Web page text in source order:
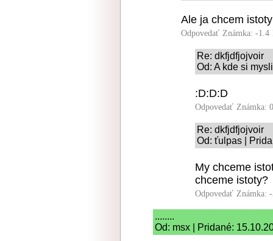
Ale ja chcem
Odpovedať Známka: -1.4
Re: dkfjdfjojvoir
Od: A kde si
:D:D:D
Odpovedať Známka:
Re: dkfjdfjojvoir
Od: ťulpas |
My chceme
chceme istoty?
Odpovedať Známka:
........
Od: msx | Pridané: